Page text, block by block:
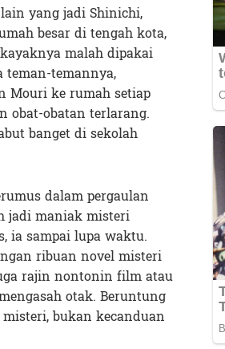
yang jadi Shinichi,
besar di tengah kota,
malah dipakai
teman-temannya,
Mouri ke rumah setiap
obat-obatan terlarang.
banget di sekolah
dalam pergaulan
jadi maniak misteri
ia sampai lupa waktu.
ribuan novel misteri
rajin nontonin film atau
otak. Beruntung
bukan kecanduan